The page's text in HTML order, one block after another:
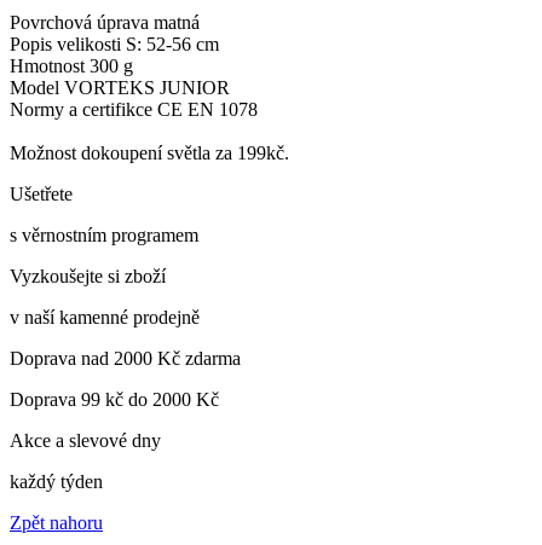
Povrchová úprava matná
Popis velikosti S: 52-56 cm
Hmotnost 300 g
Model VORTEKS JUNIOR
Normy a certifikce CE EN 1078
Možnost dokoupení světla za 199kč.
Ušetřete
s věrnostním programem
Vyzkoušejte si zboží
v naší kamenné prodejně
Doprava nad 2000 Kč zdarma
Doprava 99 kč do 2000 Kč
Akce a slevové dny
každý týden
Zpět nahoru